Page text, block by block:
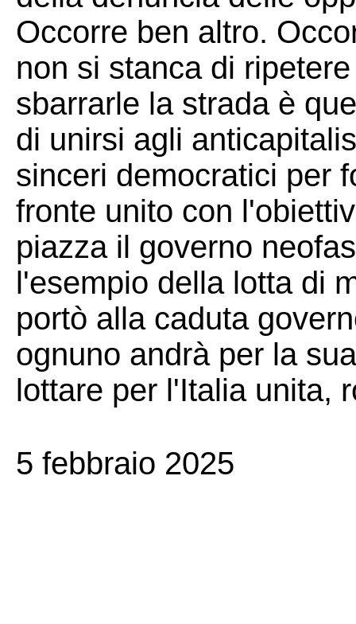
Occorre ben altro.
non si stanca di
sbarrarle la strada è
di unirsi agli
sinceri democratici per
fronte unito con
piazza il governo
l'esempio della lotta di
portò alla caduta
ognuno andrà per la
lottare per l'Italia unita,
5 febbraio 2025